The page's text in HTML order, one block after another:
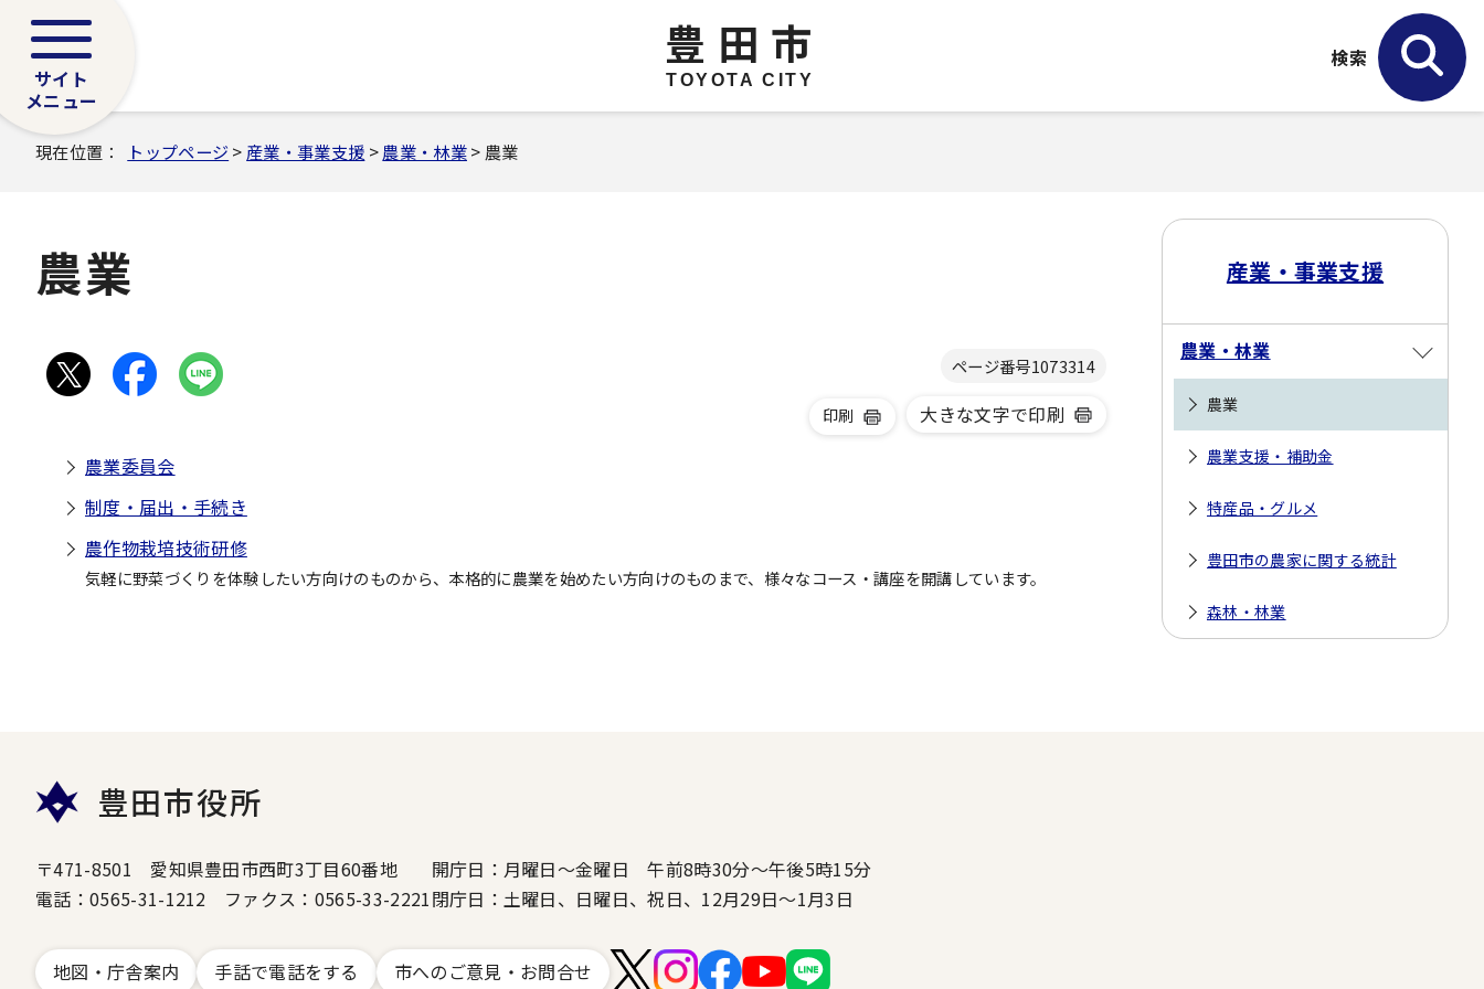
豊田市
TOYOTA CITY
サイト
メニュー
検索
現在位置： トップページ > 産業・事業支援 >農業・林業> 農業
農業
ページ番号1073314
印刷
大きな文字で印刷
農業委員会
制度・届出・手続き
農作物栽培技術研修
気軽に野菜づくりを体験したい方向けのものから、本格的に農業を始めたい方向けのものまで、様々なコース・講座を開講しています。
産業・事業支援
農業・林業
農業
農業支援・補助金
特産品・グルメ
豊田市の農家に関する統計
森林・林業
豊田市役所
〒471-8501 愛知県豊田市西町3丁目60番地
電話：0565-31-1212 ファクス：0565-33-2221
開庁日：月曜日～金曜日 午前8時30分～午後5時15分
閉庁日：土曜日、日曜日、祝日、12月29日～1月3日
地図・庁舎案内 手話で電話をする 市へのご意見・お問合せ